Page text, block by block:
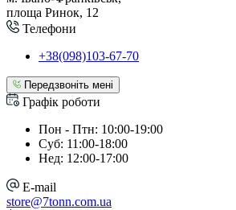
площа Ринок, 12
Телефони
+38(098)103-67-70
Передзвоніть мені
Графік роботи
Пон - Птн: 10:00-19:00
Суб: 11:00-18:00
Нед: 12:00-17:00
E-mail
store@7tonn.com.ua